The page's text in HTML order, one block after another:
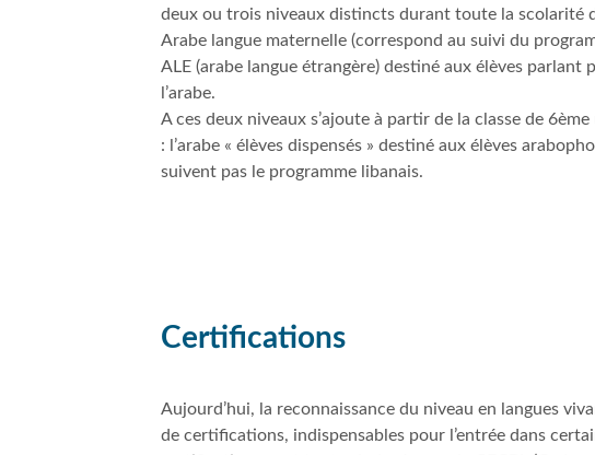
deux ou trois niveaux distincts durant toute la scolarité
Arabe langue maternelle (correspond au suivi du
ALE (arabe langue étrangère) destiné aux élèves parlant
l’arabe.
A ces deux niveaux s’ajoute à partir de la classe de
: l’arabe « élèves dispensés » destiné aux élèves
suivent pas le programme libanais.
Certifications
Aujourd’hui, la reconnaissance du niveau en langues
de certifications, indispensables pour l’entrée dans